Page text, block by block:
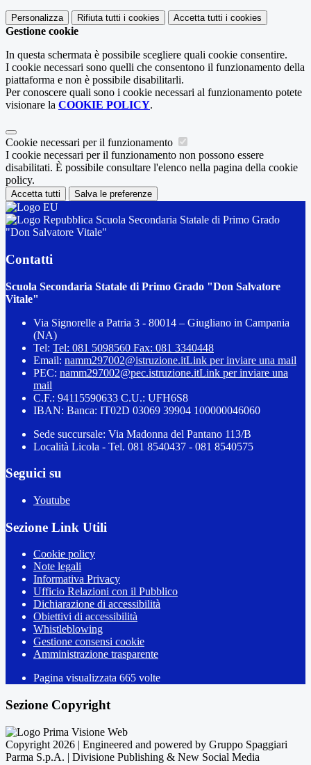
Personalizza Rifiuta tutti i cookies Accetta tutti i cookies
Gestione cookie
In questa schermata è possibile scegliere quali cookie consentire.
I cookie necessari sono quelli che consentono il funzionamento della
piattaforma e non è possibile disabilitarli.
Per conoscere quali sono i cookie necessari al funzionamento potete
visionare la COOKIE POLICY.
Cookie necessari per il funzionamento
I cookie necessari per il funzionamento non possono essere
disabilitati. È possibile consultare l'elenco nella pagina della cookie
policy.
Accetta tutti Salva le preferenze
Scuola Secondaria Statale di Primo Grado
"Don Salvatore Vitale"
Contatti
Scuola Secondaria Statale di Primo Grado "Don Salvatore
Vitale"
Via Signorelle a Patria 3 - 80014 – Giugliano in Campania
(NA)
Tel: Tel: 081 5098560 Fax: 081 3340448
Email: namm297002@istruzione.itLink per inviare una mail
PEC: namm297002@pec.istruzione.itLink per inviare una
mail
C.F.: 94115590633 C.U.: UFH6S8
IBAN: Banca: IT02D 03069 39904 100000046060
Sede succursale: Via Madonna del Pantano 113/B
Località Licola - Tel. 081 8540437 - 081 8540575
Seguici su
Youtube
Sezione Link Utili
Cookie policy
Note legali
Informativa Privacy
Ufficio Relazioni con il Pubblico
Dichiarazione di accessibilità
Obiettivi di accessibilità
Whistleblowing
Gestione consensi cookie
Amministrazione trasparente
Pagina visualizzata 665 volte
Sezione Copyright
Copyright 2026 | Engineered and powered by Gruppo Spaggiari
Parma S.p.A. | Divisione Publishing & New Social Media